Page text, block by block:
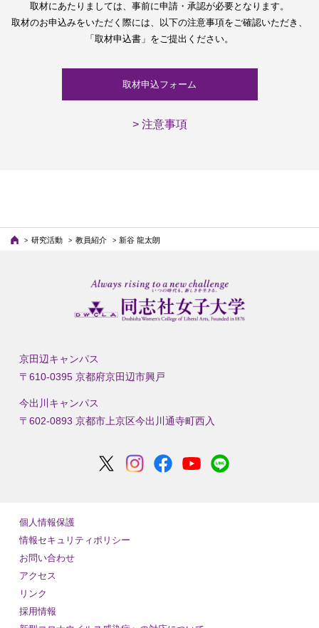
取材にあたりましては、 事前に申請・承認が必要となります。
取材のお申込みをいただく際には、
以下の注意事項をご確認いただき、
「取材申込書」をご提出ください。
取材申込フォーム
> 注意事項
研究活動 教員紹介 新谷 龍太朗
京田辺キャンパス
〒610-0395 京都府京田辺市興戸
今出川キャンパス
〒602-0893 京都市上京区今出川通寺町西入
個人情報保護
情報セキュリティポリシー
お問い合わせ
アクセス
リンク
採用情報